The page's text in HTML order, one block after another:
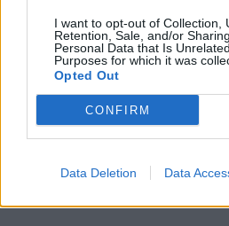
I want to opt-out of Collection,
Retention, Sale, and/or
Personal Data that Is
Purposes for which it was
Opted Out
CONFIRM
Data Deletion Data